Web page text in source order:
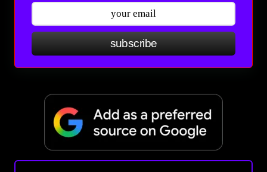
subscribe